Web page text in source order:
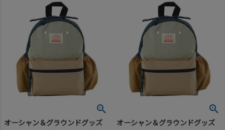
オーシャン＆グラウンドグッズ オーシャン＆グラウンドグッズ